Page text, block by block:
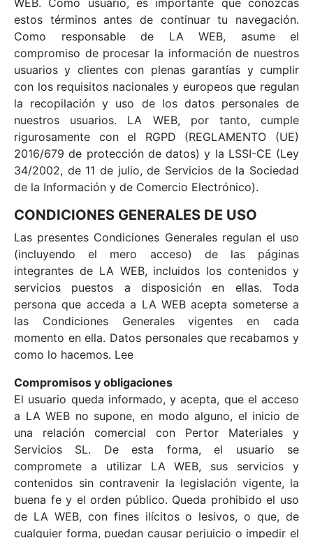
WEB. Como usuario, es importante que conozcas
estos términos antes de continuar tu navegación.
Como responsable de LA WEB, asume el
compromiso de procesar la información de nuestros
usuarios y clientes con plenas garantías y cumplir
con los requisitos nacionales y europeos que regulan
la recopilación y uso de los datos personales de
nuestros usuarios. LA WEB, por tanto, cumple
rigurosamente con el RGPD (REGLAMENTO (UE)
2016/679 de protección de datos) y la LSSI-CE (Ley
34/2002, de 11 de julio, de Servicios de la Sociedad
de la Información y de Comercio Electrónico).
CONDICIONES GENERALES DE USO
Las presentes Condiciones Generales regulan el uso
(incluyendo el mero acceso) de las páginas
integrantes de LA WEB, incluidos los contenidos y
servicios puestos a disposición en ellas. Toda
persona que acceda a LA WEB acepta someterse a
las Condiciones Generales vigentes en cada
momento en ella. Datos personales que recabamos y
como lo hacemos. Lee
Compromisos y obligaciones
El usuario queda informado, y acepta, que el acceso
a LA WEB no supone, en modo alguno, el inicio de
una relación comercial con Pertor Materiales y
Servicios SL. De esta forma, el usuario se
compromete a utilizar LA WEB, sus servicios y
contenidos sin contravenir la legislación vigente, la
buena fe y el orden público. Queda prohibido el uso
de LA WEB, con fines ilícitos o lesivos, o que, de
cualquier forma, puedan causar perjuicio o impedir el